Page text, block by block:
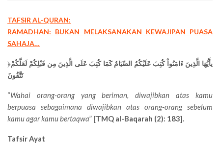
TAFSIR AL-QURAN:
RAMADHAN: BUKAN MELAKSANAKAN KEWAJIPAN PUASA
SAHAJA…
﴿يأَيُّهَا الَّذِينَ ءَامَنُواْ كُتِبَ عَلَيْكُمُ الصِّيَامُ كَمَا كُتِبَ عَلَى الَّذِينَ مِن قَبْلِكُمْ لَعَلَّكُمْ
تَتَّقُونَ
“Wahai orang-orang yang beriman, diwajibkan atas kamu
berpuasa sebagaimana diwajibkan atas orang-orang sebelum
kamu agar kamu bertaqwa” [TMQ al-Baqarah (2): 183].
Tafsir Ayat